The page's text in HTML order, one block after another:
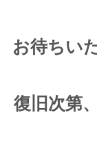
お待ちい
復旧次第